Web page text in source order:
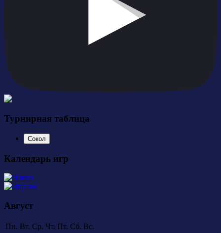
Турнирная таблица
Сокол
Календарь игр
Август
Пн. Вт. Ср. Чт. Пт. Сб. Вс.